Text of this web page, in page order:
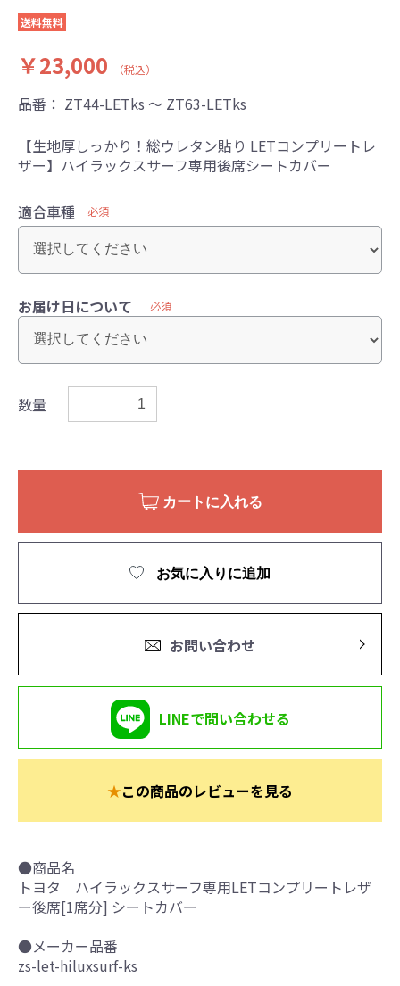
送料無料
￥23,000 （税込）
品番： ZT44-LETks ～ ZT63-LETks
【生地厚しっかり！総ウレタン貼り LETコンプリートレ
ザー】ハイラックスサーフ専用後席シートカバー
適合車種 必須
お届け日について 必須
数量
カートに入れる
お気に入りに追加
お問い合わせ
LINEで問い合わせる
★この商品のレビューを見る
●商品名
トヨタ ハイラックスサーフ専用LETコンプリートレザ
ー後席[1席分] シートカバー
●メーカー品番
zs-let-hiluxsurf-ks